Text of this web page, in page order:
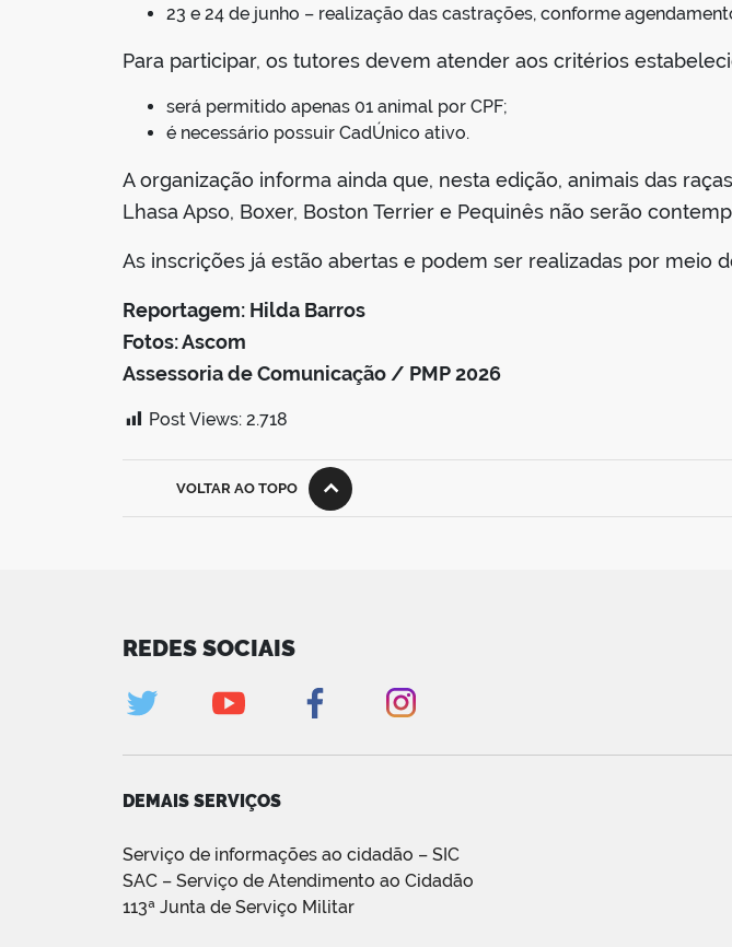
23 e 24 de junho – realização das castrações, conforme
Para participar, os tutores devem atender aos critérios
será permitido apenas 01 animal por CPF;
é necessário possuir CadÚnico ativo.
A organização informa ainda que, nesta edição, animais das
Lhasa Apso, Boxer, Boston Terrier e Pequinês não serão
As inscrições já estão abertas e podem ser realizadas por meio
Reportagem: Hilda Barros
Fotos: Ascom
Assessoria de Comunicação / PMP 2026
Post Views: 2.718
VOLTAR AO TOPO
REDES SOCIAIS
DEMAIS SERVIÇOS
Serviço de informações ao cidadão – SIC
SAC – Serviço de Atendimento ao Cidadão
113ª Junta de Serviço Militar